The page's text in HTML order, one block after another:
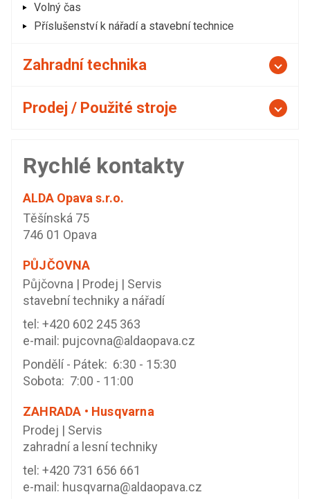
Volný čas
Příslušenství k nářadí a stavební technice
Zahradní technika
Prodej / Použité stroje
Rychlé kontakty
ALDA Opava s.r.o.
Těšínská 75
746 01 Opava
PŮJČOVNA
Půjčovna | Prodej | Servis
stavební techniky a nářadí
tel: +420 602 245 363
e-mail: pujcovna@aldaopava.cz
Pondělí - Pátek: 6:30 - 15:30
Sobota: 7:00 - 11:00
ZAHRADA • Husqvarna
Prodej | Servis
zahradní a lesní techniky
tel: +420 731 656 661
e-mail: husqvarna@aldaopava.cz